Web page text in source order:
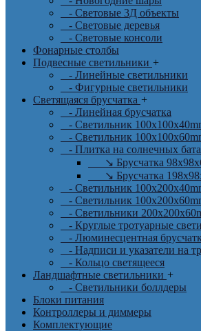
- Световые 3Д объекты
- Световые деревья
- Световые консоли
Фонарные столбы
Подвесные светильники +
- Линейные светильники
- Фигурные светильники
Светящаяся брусчатка +
- Линейная брусчатка
- Светильник
- Светильник
- Плитка на солнечных
↘ Брусчатка
↘ Брусчатка
- Светильник
- Светильник
- Светильники
- Круглые тротуарные
- Люминесцентная
- Надписи и указатели на
- Кольцо светящееся
Ландшафтные светильники +
- Светильники боллдеры
Блоки питания
Контроллеры и диммеры
Комплектующие